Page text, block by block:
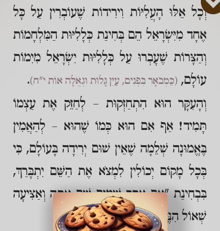
וְכָל אֵלּוּ הָעֲלִיּוֹת וִירִידוֹת שֶׁעוֹבְרִין עַל כָּל
אֶחָד מִיִּשְׂרָאֵל הֵם בְּחִינַת כְּלָלִיּוּת הַמִּלְחָמוֹת
וְהַצָּרוֹת שֶׁעָבְרוּ עַל כְּלָלִיּוּת יִשְׂרָאֵל מִיִמוֹת
עוֹלָם, (כַּמְבֹאָר בִּפְנִים, עַיֵּן גָּלוּת וּגְאֻלָּה אוֹת י"ח).
וְהָעִקָּר הוּא הִתְחַזְּקוּת – לְחַזֵּק אֶת עַצְמוֹ
תָּמִיד! אַף אִם הוּא כְּמוֹ שֶׁהוּא – לְהַאֲמִין
בֶּאֱמוּנָה שְׁלֵמָה שֶׁאֵין שׁוּם יְרִידָה בָּעוֹלָם, כִּי
בְּכָל מָקוֹם יְכוֹלִין לִמְצֹא אֶת הַשֵּׁם יִתְבָּרַךְ,
בִּבְחִינַת "אִם אֶסַּק שָׁמַיִם שָׁם אַתָּה וְאַצִּיעָה
שְׁאוֹל הִנֶּךָּ".